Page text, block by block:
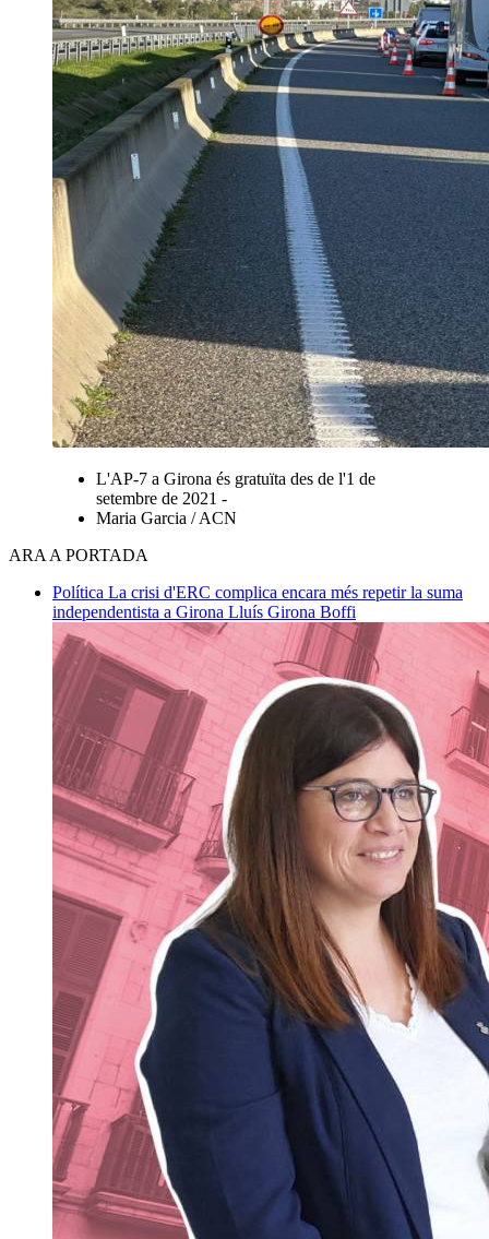
L'AP-7 a Girona és gratuïta des de l'1 de
setembre de 2021 -
Maria Garcia / ACN
ARA A PORTADA
Política La crisi d'ERC complica encara més repetir la suma
independentista a Girona Lluís Girona Boffi